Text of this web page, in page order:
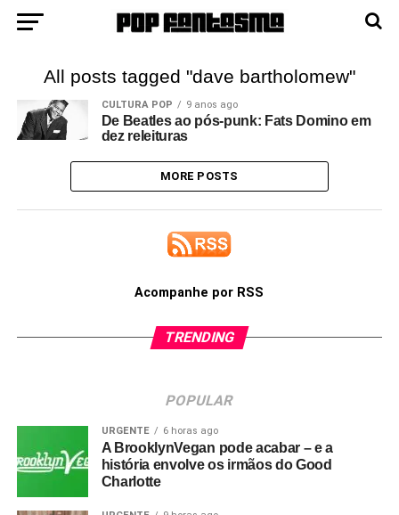
All posts tagged "dave bartholomew"
CULTURA POP 9 anos ago
De Beatles ao pós-punk: Fats Domino em
dez releituras
MORE POSTS
Acompanhe por RSS
TRENDING
POPULAR
URGENTE 6 horas ago
A BrooklynVegan pode acabar – e a
história envolve os irmãos do Good
Charlotte